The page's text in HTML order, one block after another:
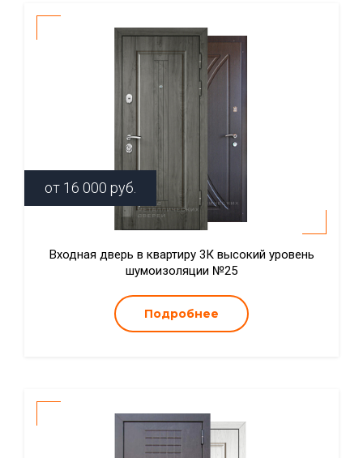
от 16 000 руб.
Входная дверь в квартиру 3К высокий уровень
шумоизоляции №25
Подробнее